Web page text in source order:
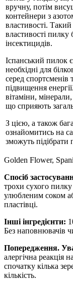
вручну, потім
контейнери з
властивості. Такий
властивості пилку
інсектицидів.
Іспанський пилок
необхідні для
серед спортсменів
підвищення
вітаміни,
що сприяють
З цією, а також
ознайомитись на
зможуть підібрати
Golden Flower,
Спосіб
трохи сухого пилку
улюбленим соком
пластівці.
Інші інгредієнти:
Без наповнювачів
Попередження.
алергічна реакція
спочатку кілька
кількість.